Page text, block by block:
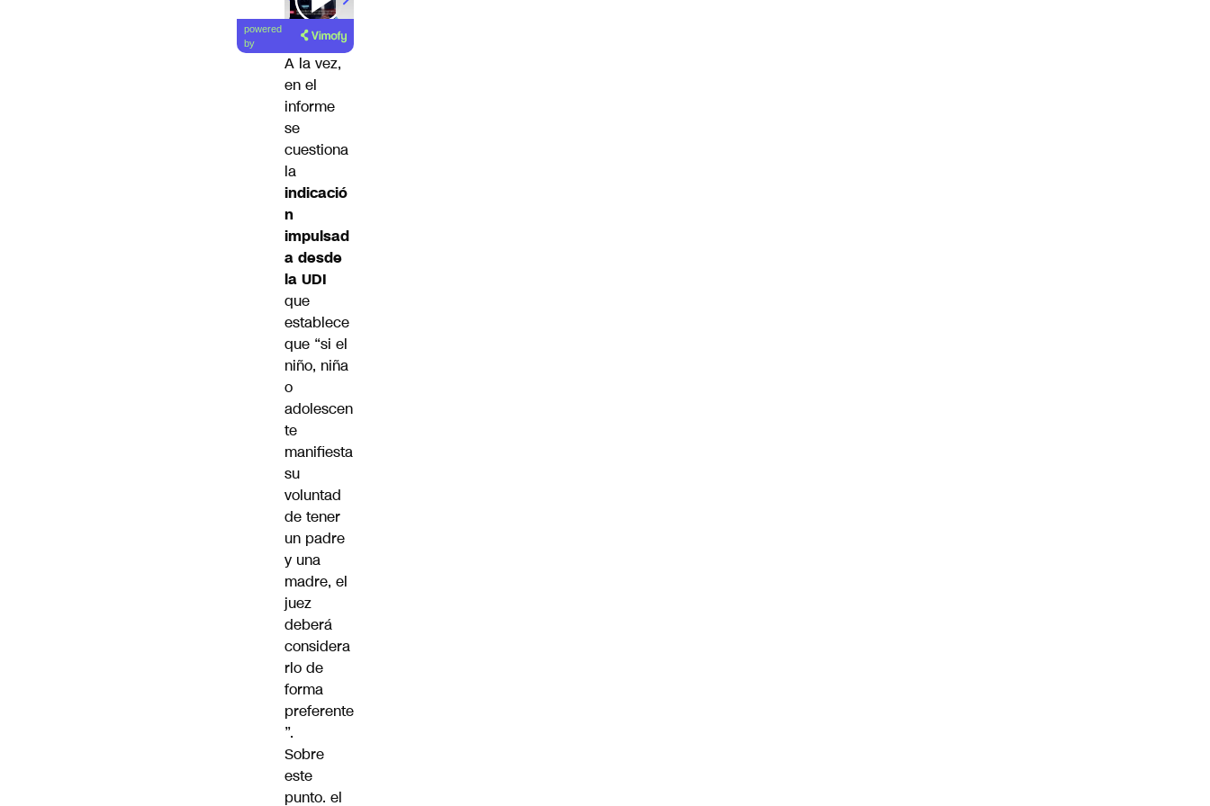
powered
by
A la vez,
en el
informe
se
cuestiona
la
indicació
n
impulsad
a desde
la UDI
que
establece
que “si el
niño, niña
o
adolescen
te
manifiesta
su
voluntad
de tener
un padre
y una
madre, el
juez
deberá
considera
rlo de
forma
preferente
”.
Sobre
este
punto. el